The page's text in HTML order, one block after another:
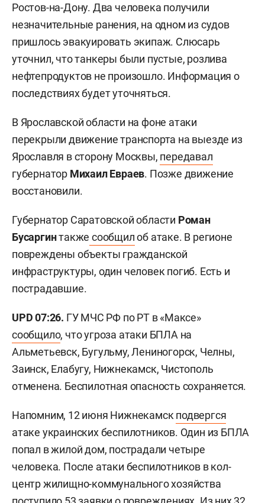
Ростов-на-Дону. Два человека получили
незначительные ранения, на одном из судов
пришлось эвакуировать экипаж. Слюсарь
уточнил, что танкеры были пустые, розлива
нефтепродуктов не произошло. Информация о
последствиях будет уточняться.
В Ярославской области на фоне атаки
перекрыли движение транспорта на выезде из
Ярославля в сторону Москвы, передавал
губернатор Михаил Евраев. Позже движение
восстановили.
Губернатор Саратовской области Роман
Бусаргинтакже сообщилоб атаке. В регионе
повреждены объекты гражданской
инфраструктуры, один человек погиб. Есть и
пострадавшие.
UPD 07:26. ГУ МЧС РФ по РТ в «Максе»
сообщило, что угроза атаки БПЛА на
Альметьевск, Бугульму, Лениногорск, Челны,
Заинск, Елабугу, Нижнекамск, Чистополь
отменена. Беспилотная опасность сохраняется.
Напомним, 12 июня Нижнекамск подвергся
атаке украинских беспилотников. Один из БПЛА
попал в жилой дом, пострадали четыре
человека. После атаки беспилотников в кол-
центр жилищно-коммунального хозяйства